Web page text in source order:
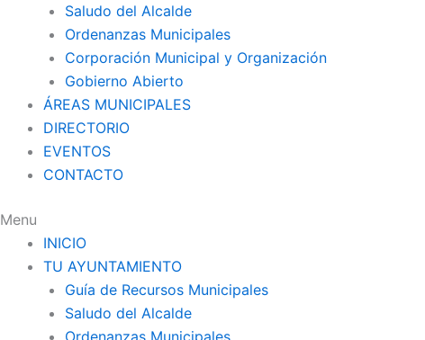
Saludo del Alcalde
Ordenanzas Municipales
Corporación Municipal y Organización
Gobierno Abierto
ÁREAS MUNICIPALES
DIRECTORIO
EVENTOS
CONTACTO
Menu
INICIO
TU AYUNTAMIENTO
Guía de Recursos Municipales
Saludo del Alcalde
Ordenanzas Municipales